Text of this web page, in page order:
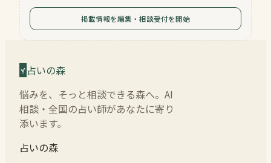
掲載情報を編集・相談受付を開始
占いの森
悩みを、そっと相談できる森へ。AI
相談・全国の占い師があなたに寄り
添います。
占いの森